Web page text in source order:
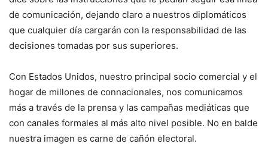
de comunicación, dejando claro a nuestros diplomáticos
que cualquier día cargarán con la responsabilidad de las
decisiones tomadas por sus superiores.
Con Estados Unidos, nuestro principal socio comercial y el
hogar de millones de connacionales, nos comunicamos
más a través de la prensa y las campañas mediáticas que
con canales formales al más alto nivel posible. No en balde
nuestra imagen es carne de cañón electoral.